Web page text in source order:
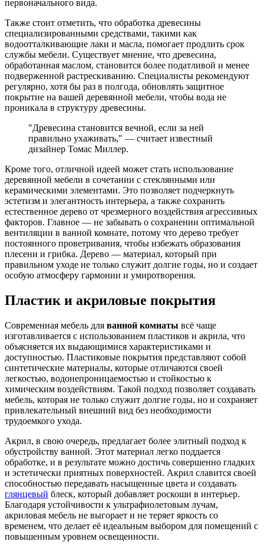
первоначального вида.
Также стоит отметить, что обработка древесины
специализированными средствами, такими как
водоотталкивающие лаки и масла, помогает продлить срок
службы мебели. Существует мнение, что древесина,
обработанная маслом, становится более податливой и менее
подверженной растрескиванию. Специалисты рекомендуют
регулярно, хотя бы раз в полгода, обновлять защитное
покрытие на вашей деревянной мебели, чтобы вода не
проникала в структуру древесины.
"Древесина становится вечной, если за ней
правильно ухаживать," — считает известный
дизайнер Томас Миллер.
Кроме того, отличной идеей может стать использование
деревянной мебели в сочетании с стеклянными или
керамическими элементами. Это позволяет подчеркнуть
эстетизм и элегантность интерьера, а также сохранить
естественное дерево от чрезмерного воздействия агрессивных
факторов. Главное — не забывать о сохранении оптимальной
вентиляции в ванной комнате, потому что дерево требует
постоянного проветривания, чтобы избежать образования
плесени и грибка. Дерево — материал, который при
правильном уходе не только служит долгие годы, но и создает
особую атмосферу гармонии и умиротворения.
Пластик и акриловые покрытия
Современная мебель для ванной комнаты всё чаще
изготавливается с использованием пластиков и акрила, что
объясняется их выдающимися характеристиками и
доступностью. Пластиковые покрытия представляют собой
синтетические материалы, которые отличаются своей
легкостью, водонепроницаемостью и стойкостью к
химическим воздействиям. Такой подход позволяет создавать
мебель, которая не только служит долгие годы, но и сохраняет
привлекательный внешний вид без необходимости
трудоемкого ухода.
Акрил, в свою очередь, предлагает более элитный подход к
обустройству ванной. Этот материал легко поддается
обработке, и в результате можно достичь совершенно гладких
и эстетически приятных поверхностей. Акрил славится своей
способностью передавать насыщенные цвета и создавать
глянцевый блеск, который добавляет роскоши в интерьер.
Благодаря устойчивости к ультрафиолетовым лучам,
акриловая мебель не выгорает и не теряет яркость со
временем, что делает её идеальным выбором для помещений с
повышенным уровнем освещенности.